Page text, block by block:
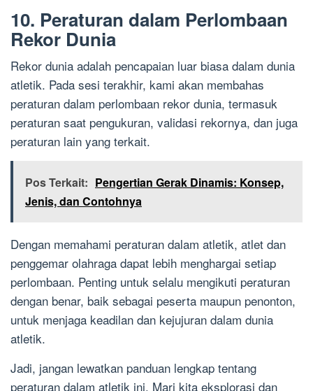
10. Peraturan dalam Perlombaan
Rekor Dunia
Rekor dunia adalah pencapaian luar biasa dalam dunia
atletik. Pada sesi terakhir, kami akan membahas
peraturan dalam perlombaan rekor dunia, termasuk
peraturan saat pengukuran, validasi rekornya, dan juga
peraturan lain yang terkait.
Pos Terkait: Pengertian Gerak Dinamis: Konsep,
Jenis, dan Contohnya
Dengan memahami peraturan dalam atletik, atlet dan
penggemar olahraga dapat lebih menghargai setiap
perlombaan. Penting untuk selalu mengikuti peraturan
dengan benar, baik sebagai peserta maupun penonton,
untuk menjaga keadilan dan kejujuran dalam dunia
atletik.
Jadi, jangan lewatkan panduan lengkap tentang
peraturan dalam atletik ini. Mari kita eksplorasi dan